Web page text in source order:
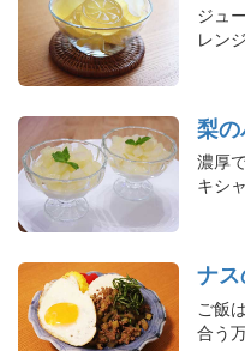
ジュ
レン
梨
濃厚
キシ
ナ
ご飯
合う